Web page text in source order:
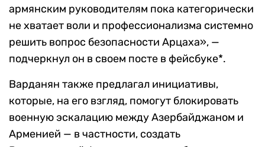
армянским руководителям пока категорически
не хватает воли и профессионализма системно
решить вопрос безопасности Арцаха», —
подчеркнул он в своем посте в фейсбуке*.
Варданян также предлагал инициативы,
которые, на его взгляд, помогут блокировать
военную эскалацию между Азербайджаном и
Арменией — в частности, создать